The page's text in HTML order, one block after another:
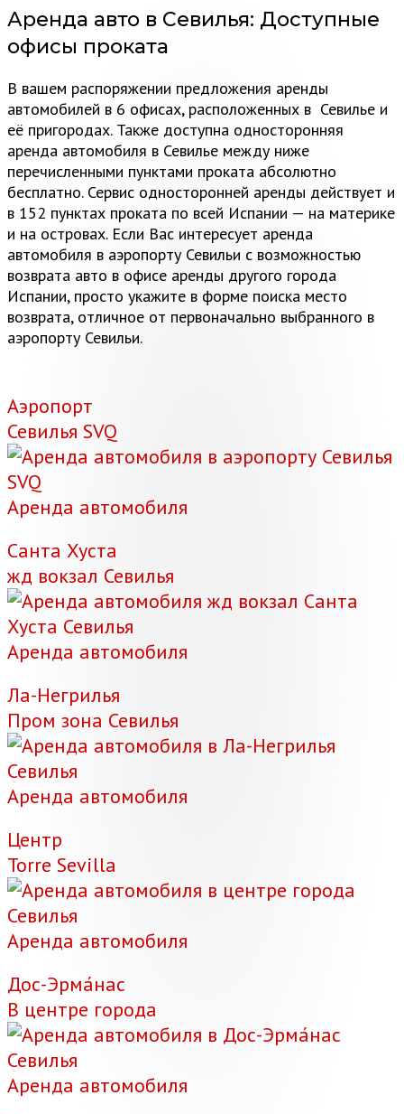
Аренда авто в Севилья: Доступные
офисы проката
В вашем распоряжении предложения аренды
автомобилей в 6 офисах, расположенных в Севилье и
её пригородах. Также доступна односторонняя
аренда автомобиля в Севилье между ниже
перечисленными пунктами проката абсолютно
бесплатно. Сервис односторонней аренды действует и
в 152 пунктах проката по всей Испании — на материке
и на островах. Если Вас интересует аренда
автомобиля в аэропорту Севильи с возможностью
возврата авто в офисе аренды другого города
Испании, просто укажите в форме поиска место
возврата, отличное от первоначально выбранного в
аэропорту Севильи.
Аэропорт
Севилья SVQ
Аренда автомобиля
Санта Хуста
жд вокзал Севилья
Аренда автомобиля
Ла-Негрилья
Пром зона Севилья
Аренда автомобиля
Центр
Torre Sevilla
Аренда автомобиля
Дос-Эрма́нас
В центре города
Аренда автомобиля